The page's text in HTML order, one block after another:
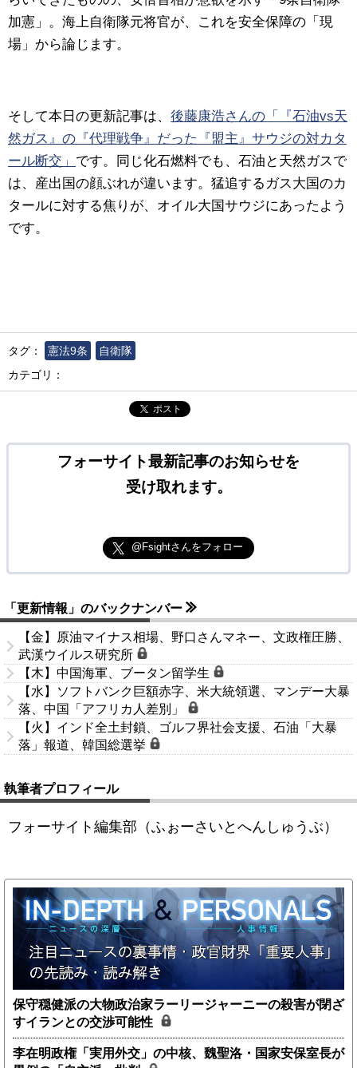
加憲」。海上自衛隊元将官が、これを安全保障の「現
場」から論じます。
そして本日の更新記事は、 後藤康浩さんの「『石油vs天
然ガス』の『代理戦争』だった『盟主』サウジの対カタ
ール断交」 です。同じ化石燃料でも、石油と天然ガスで
は、産出国の顔ぶれが違います。猛追するガス大国のカ
タールに対する焦りが、オイル大国サウジにあったよう
です。
タグ： 憲法9条
自衛隊
カテゴリ：
ポスト
フォーサイト最新記事のお知らせを
受け取れます。
@Fsightさんをフォロー
「更新情報」のバックナンバー
【金】原油マイナス相場、野口さんマネー、文政権圧勝、
武漢ウイルス研究所
【木】中国海軍、ブータン留学生
【水】ソフトバンク巨額赤字、米大統領選、マンデー大暴
落、中国「アフリカ人差別」
【火】インド全土封鎖、ゴルフ界社会支援、石油「大暴
落」報道、韓国総選挙
執筆者プロフィール
フォーサイト編集部（ふぉーさいとへんしゅうぶ）
保守穏健派の大物政治家ラーリージャーニーの殺害が閉ざ
すイランとの交渉可能性
李在明政権「実用外交」の中核、魏聖洛・国家安保室長が